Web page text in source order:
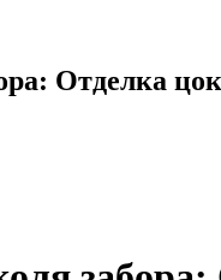
Отделка